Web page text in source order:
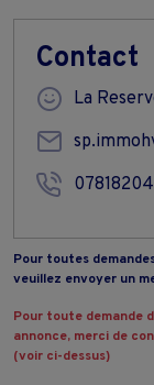
Contact
La
Pour toutes
veuillez envoyer un
Pour toute demande
annonce, merci de
(voir ci-dessus)